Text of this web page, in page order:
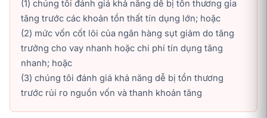
(1) chúng tôi đánh giá khả năng dễ bị tổn thương gia
tăng trước các khoản tổn thất tín dụng lớn; hoặc
(2) mức vốn cốt lõi của ngân hàng sụt giảm do tăng
trưởng cho vay nhanh hoặc chi phí tín dụng tăng
nhanh; hoặc
(3) chúng tôi đánh giá khả năng dễ bị tổn thương
trước rủi ro nguồn vốn và thanh khoản tăng